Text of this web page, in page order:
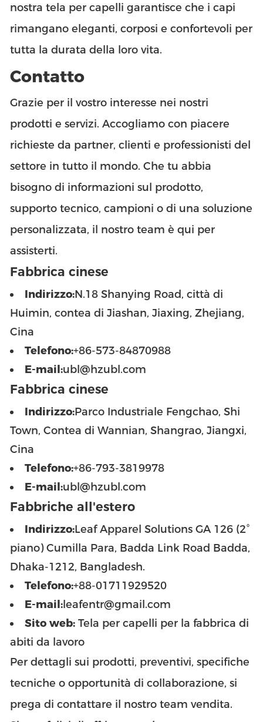
nostra tela per capelli garantisce che i capi
rimangano eleganti, corposi e confortevoli per
tutta la durata della loro vita.
Contatto
Grazie per il vostro interesse nei nostri
prodotti e servizi. Accogliamo con piacere
richieste da partner, clienti e professionisti del
settore in tutto il mondo. Che tu abbia
bisogno di informazioni sul prodotto,
supporto tecnico, campioni o di una soluzione
personalizzata, il nostro team è qui per
assisterti.
Fabbrica cinese
Indirizzo:N.18 Shanying Road, città di
Huimin, contea di Jiashan, Jiaxing, Zhejiang,
Cina
Telefono:+86-573-84870988
E-mail:ubl@hzubl.com
Fabbrica cinese
Indirizzo:Parco Industriale Fengchao, Shi
Town, Contea di Wannian, Shangrao, Jiangxi,
Cina
Telefono:+86-793-3819978
E-mail:ubl@hzubl.com
Fabbriche all'estero
Indirizzo:Leaf Apparel Solutions GA 126 (2°
piano) Cumilla Para, Badda Link Road Badda,
Dhaka-1212, Bangladesh.
Telefono:+88-01711929520
E-mail:leafentr@gmail.com
Sito web: Tela per capelli per la fabbrica di
abiti da lavoro
Per dettagli sui prodotti, preventivi, specifiche
tecniche o opportunità di collaborazione, si
prega di contattare il nostro team vendita.